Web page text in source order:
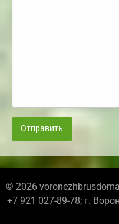
Отправить
© 2026
+7 921 027-89-78; г.